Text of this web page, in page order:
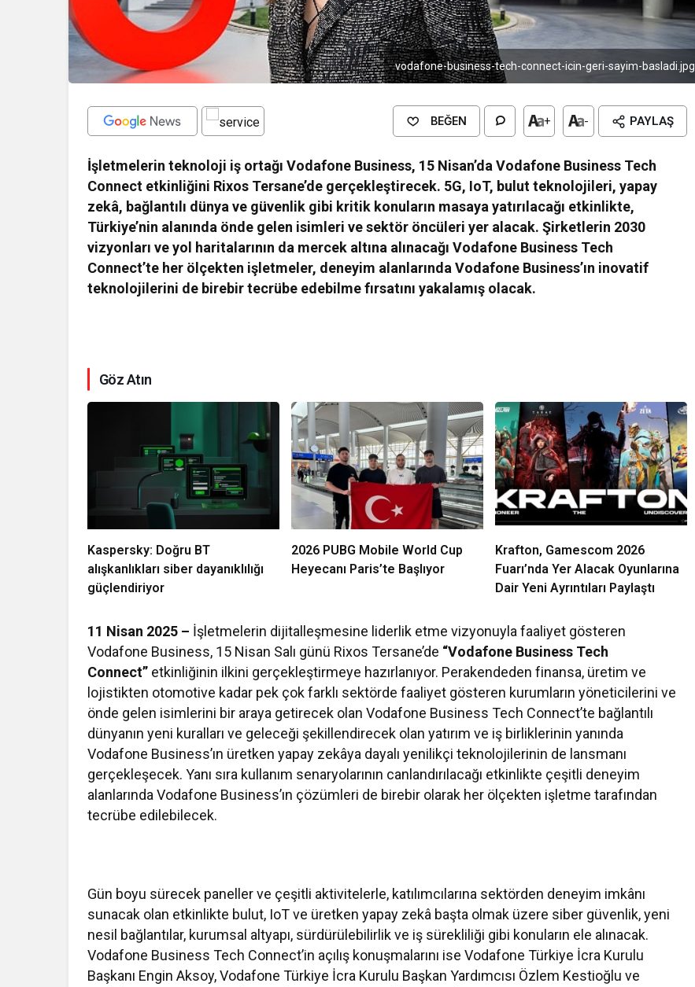
vodafone-business-tech-connect-icin-geri-sayim-basladi.jpg
BEĞEN + - PAYLAŞ
İşletmelerin teknoloji iş ortağı Vodafone Business, 15 Nisan’da Vodafone Business Tech
Connect etkinliğini Rixos Tersane’de gerçekleştirecek. 5G, IoT, bulut teknolojileri, yapay
zekâ, bağlantılı dünya ve güvenlik gibi kritik konuların masaya yatırılacağı etkinlikte,
Türkiye’nin alanında önde gelen isimleri ve sektör öncüleri yer alacak. Şirketlerin 2030
vizyonları ve yol haritalarının da mercek altına alınacağı Vodafone Business Tech
Connect’te her ölçekten işletmeler, deneyim alanlarında Vodafone Business’ın inovatif
teknolojilerini de birebir tecrübe edebilme fırsatını yakalamış olacak.
Göz Atın
Kaspersky: Doğru BT
alışkanlıkları siber dayanıklılığı
güçlendiriyor
2026 PUBG Mobile World Cup
Heyecanı Paris’te Başlıyor
Krafton, Gamescom 2026
Fuarı’nda Yer Alacak Oyunlarına
Dair Yeni Ayrıntıları Paylaştı
11 Nisan 2025 – İşletmelerin dijitalleşmesine liderlik etme vizyonuyla faaliyet gösteren
Vodafone Business, 15 Nisan Salı günü Rixos Tersane’de “Vodafone Business Tech
Connect” etkinliğinin ilkini gerçekleştirmeye hazırlanıyor. Perakendeden finansa, üretim ve
lojistikten otomotive kadar pek çok farklı sektörde faaliyet gösteren kurumların yöneticilerini ve
önde gelen isimlerini bir araya getirecek olan Vodafone Business Tech Connect’te bağlantılı
dünyanın yeni kuralları ve geleceği şekillendirecek olan yatırım ve iş birliklerinin yanında
Vodafone Business’ın üretken yapay zekâya dayalı yenilikçi teknolojilerinin de lansmanı
gerçekleşecek. Yanı sıra kullanım senaryolarının canlandırılacağı etkinlikte çeşitli deneyim
alanlarında Vodafone Business’ın çözümleri de birebir olarak her ölçekten işletme tarafından
tecrübe edilebilecek.
Gün boyu sürecek paneller ve çeşitli aktivitelerle, katılımcılarına sektörden deneyim imkânı
sunacak olan etkinlikte bulut, IoT ve üretken yapay zekâ başta olmak üzere siber güvenlik, yeni
nesil bağlantılar, kurumsal altyapı, sürdürülebilirlik ve iş sürekliliği gibi konuların ele alınacak.
Vodafone Business Tech Connect’in açılış konuşmalarını ise Vodafone Türkiye İcra Kurulu
Başkanı Engin Aksoy, Vodafone Türkiye İcra Kurulu Başkan Yardımcısı Özlem Kestioğlu ve